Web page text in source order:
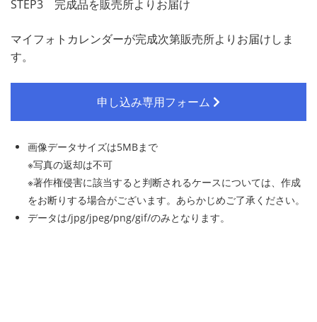
STEP3 完成品を販売所よりお届け
マイフォトカレンダーが完成次第販売所よりお届けしま
す。
申し込み専用フォーム
画像データサイズは5MBまで
※写真の返却は不可
※著作権侵害に該当すると判断されるケースについては、作成
をお断りする場合がございます。あらかじめご了承ください。
データは/jpg/jpeg/png/gif/のみとなります。